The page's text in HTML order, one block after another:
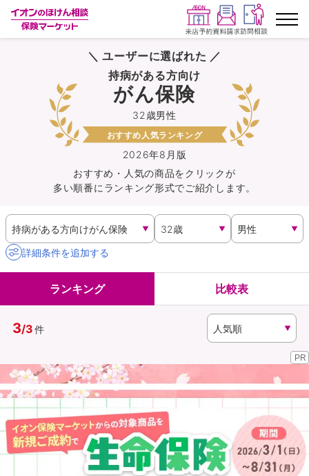
ランキングから探す
保険を比較する
保険会社から探す
イオンカード会員さま専用保険
キャンペーン一覧
コラム
イオングループ従業員さま向け
（無料） （無料）
イオンカード会員さま専用保険
＼ ユーザーに選ばれた ／
2026年8月版
32歳男性
持病がある方向け
がん保険
おすすめ人気ランキング
おすすめ・人気の商品をクリックが
多い順番にランキング形式でご紹介します。
詳細条件を追加する
ランキング 比較表
3/3件
PR